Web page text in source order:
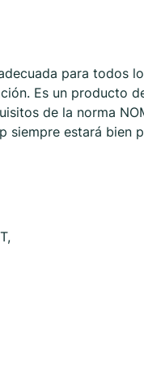
para todos
Es un producto
de la norma
siempre estará bien